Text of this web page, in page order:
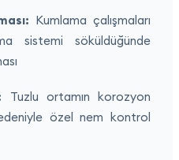
Kumlama çalışmaları
sistemi söküldüğünde
Tuzlu ortamın korozyon
özel nem kontrol